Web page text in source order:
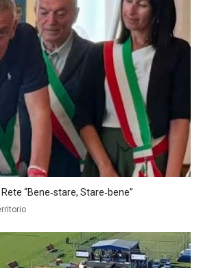
“Bene‑stare, Stare‑bene”